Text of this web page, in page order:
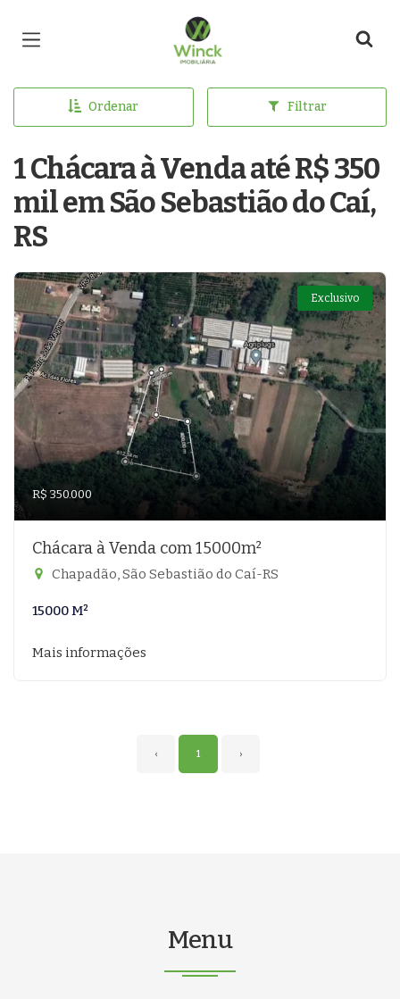
Página inicial
Ordenar Filtrar
1 Chácara à Venda até R$ 350
mil em São Sebastião do Caí,
RS
Exclusivo
R$ 350.000
Chácara à Venda com 15000m²
Chapadão, São Sebastião do Caí-RS
15000 M²
Mais informações
‹ 1 ›
Menu